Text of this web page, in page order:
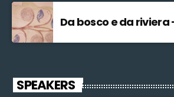
Da bosco e da riviera
SPEAKERS